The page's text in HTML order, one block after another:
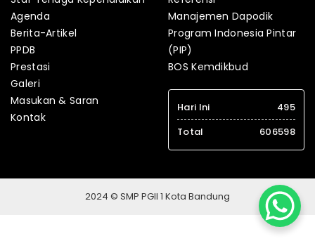
Agenda
Berita-Artikel
PPDB
Prestasi
Galeri
Masukan & Saran
Kontak
Manajemen Dapodik
Program Indonesia Pintar
(PIP)
BOS Kemdikbud
Hari Ini
495
Total
606598
2024 © SMP PGII 1 Kota Bandung